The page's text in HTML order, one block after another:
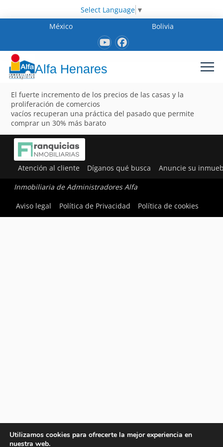
Select Language ▼
México
Bolivia
Alfa Henares
El fuerte incremento de los precios de las casas y la
proliferación de comercios
vacíos recuperan una práctica del pasado que permite
comprar un 30% más barato
Atención al cliente Díganos qué busca Anuncie su
Inmobiliaria de Administradores Alfa
Aviso legal
Política de Privacidad Política de cookies
Utilizamos cookies para ofrecerte la mejor experiencia en
nuestra web.